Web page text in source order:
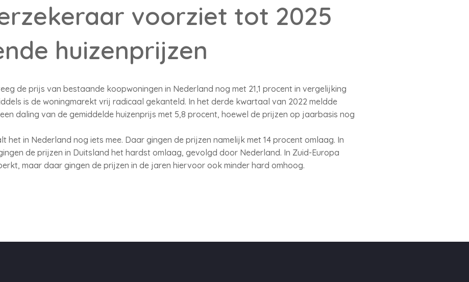
voorziet tot 2025
huizenprijzen
de prijs van bestaande koopwoningen in Nederland nog met 21,1 procent in vergelijking
is de woningmarekt vrij radicaal gekanteld. In het derde kwartaal van 2022 meldde
daling van de gemiddelde huizenprijs met 5,8 procent, hoewel de prijzen op jaarbasis nog
het in Nederland nog iets mee. Daar gingen de prijzen namelijk met 14 procent omlaag. In
de prijzen in Duitsland het hardst omlaag, gevolgd door Nederland. In Zuid-Europa
maar daar gingen de prijzen in de jaren hiervoor ook minder hard omhoog.